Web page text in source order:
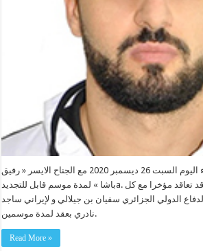
تعاقد النادي الإفريقي مساء اليوم السبت 26 ديسمبر 2020 مع الجناح الايسر « رفيق
باشا » لمدة موسم قابل للتجديدa. ويذكر أن نادي باب الجديد قد تعاقد مؤخرا مع كل
الدولي الجزائري سفيان بن جيلالي و لإيراني ساجد
نادري بعقد لمدة موسمين.
Read More »